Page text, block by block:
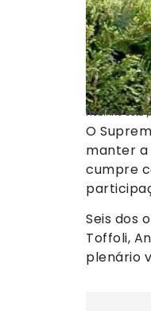
Robinho está
O
manter a
cumpre
Seis dos
Toffoli,
plenário